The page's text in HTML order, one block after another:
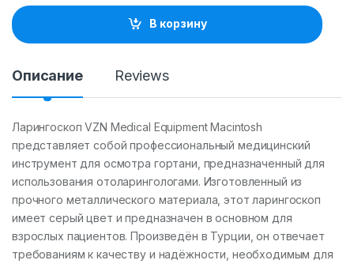
t
i
В корзину
Описание Reviews
Ларингоскоп VZN Medical Equipment Macintosh
представляет собой профессиональный медицинский
инструмент для осмотра гортани, предназначенный для
использования отоларингологами. Изготовленный из
прочного металлического материала, этот ларингоскоп
имеет серый цвет и предназначен в основном для
взрослых пациентов. Произведён в Турции, он отвечает
требованиям к качеству и надёжности, необходимым для